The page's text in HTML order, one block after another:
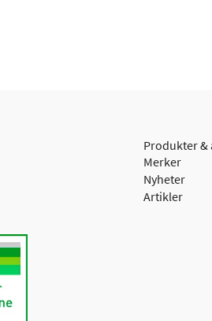
Produkter
Merker
Nyheter
Artikler